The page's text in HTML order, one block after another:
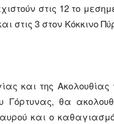
στις 12 το
στις 3 στον Κόκκινο
και της
Γόρτυνας, θα
και ο